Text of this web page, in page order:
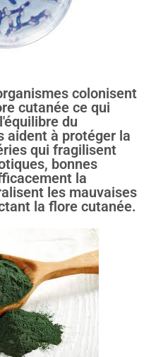
colonisent
cutanée ce qui
du
aident à protéger la
qui fragilisent
bonnes
la
les mauvaises
la flore cutanée.